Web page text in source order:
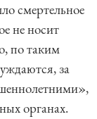
смертельное
не носит
по таким
за
органах.